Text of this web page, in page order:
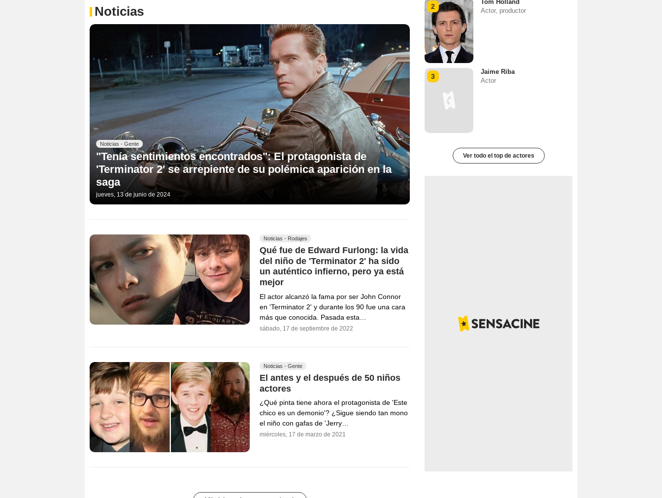
Noticias
Noticias - Gente
"Tenía sentimientos encontrados": El protagonista de
'Terminator 2' se arrepiente de su polémica aparición en la
saga
jueves, 13 de junio de 2024
Noticias - Rodajes
Qué fue de Edward Furlong: la vida
del niño de 'Terminator 2' ha sido
un auténtico infierno, pero ya está
mejor
El actor alcanzó la fama por ser John Connor
en 'Terminator 2' y durante los 90 fue una cara
más que conocida. Pasada esta…
sábado, 17 de septiembre de 2022
Noticias - Gente
El antes y el después de 50 niños
actores
¿Qué pinta tiene ahora el protagonista de 'Este
chico es un demonio'? ¿Sigue siendo tan mono
el niño con gafas de 'Jerry…
miércoles, 17 de marzo de 2021
2
Tom Holland
Actor, productor
3
Jaime Riba
Actor
Ver todo el top de actores